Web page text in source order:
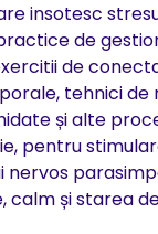
insotesc
de
de
tehnici de
și alte
pentru
nervos
calm și starea